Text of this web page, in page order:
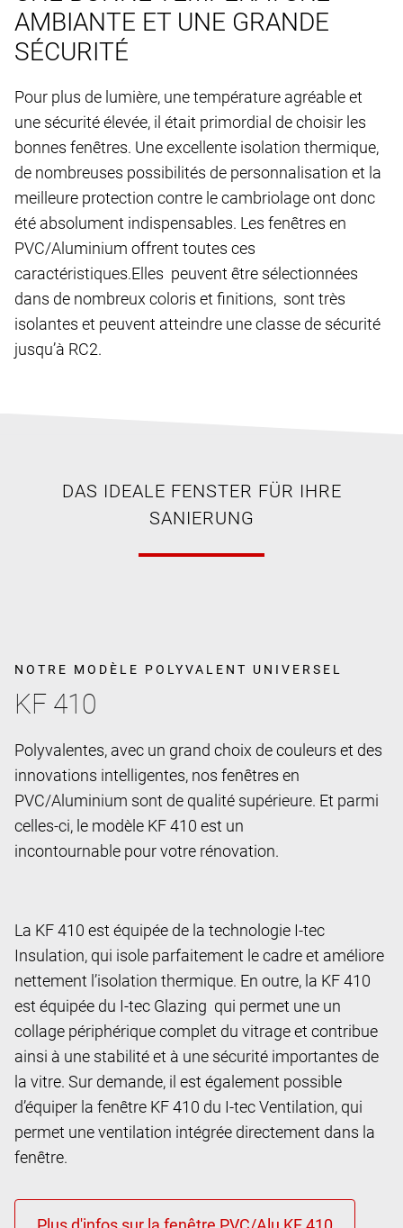
AMBIANTE ET UNE GRANDE
SÉCURITÉ
Pour plus de lumière, une température agréable et
une sécurité élevée, il était primordial de choisir les
bonnes fenêtres. Une excellente isolation thermique,
de nombreuses possibilités de personnalisation et la
meilleure protection contre le cambriolage ont donc
été absolument indispensables. Les fenêtres en
PVC/Aluminium offrent toutes ces
caractéristiques.Elles peuvent être sélectionnées
dans de nombreux coloris et finitions, sont très
isolantes et peuvent atteindre une classe de sécurité
jusqu’à RC2.
DAS IDEALE FENSTER FÜR IHRE
SANIERUNG
NOTRE MODÈLE POLYVALENT UNIVERSEL
KF 410
Polyvalentes, avec un grand choix de couleurs et des
innovations intelligentes, nos fenêtres en
PVC/Aluminium sont de qualité supérieure. Et parmi
celles-ci, le modèle KF 410 est un
incontournable pour votre rénovation.
La KF 410 est équipée de la technologie I-tec
Insulation, qui isole parfaitement le cadre et améliore
nettement l’isolation thermique. En outre, la KF 410
est équipée du I-tec Glazing qui permet une un
collage périphérique complet du vitrage et contribue
ainsi à une stabilité et à une sécurité importantes de
la vitre. Sur demande, il est également possible
d’équiper la fenêtre KF 410 du I-tec Ventilation, qui
permet une ventilation intégrée directement dans la
fenêtre.